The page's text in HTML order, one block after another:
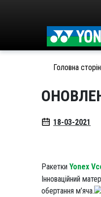
Головна
18-03-2021
Ракетки Yonex
Інноваційний
обертання м’яча.